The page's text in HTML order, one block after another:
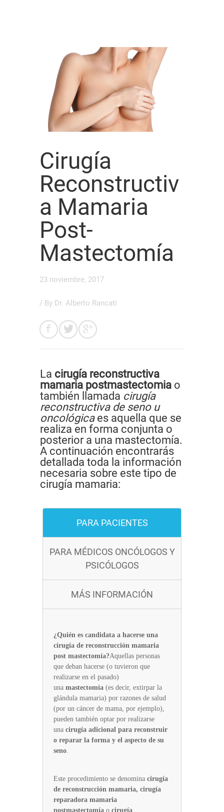
Cirugía
Reconstructiv
a Mamaria
Post-
Mastectomía
23 noviembre, 2017
/ By Dr. Alberto Rancati
La cirugía reconstructiva
mamaria postmastectomia o
también llamada cirugía
reconstructiva de seno u
oncológicaes aquella que se
realiza en forma conjunta o
posterior a una mastectomía.
A continuación encontrarás
detallada toda la información
necesaria sobre este tipo de
cirugía mamaria:
PARA PACIENTES
PARA MÉDICOS ONCÓLOGOS Y
PSICÓLOGOS
MÁS INFORMACIÓN
¿Quién es candidata a hacerse una
cirugía de reconstrucción mamaria
post mastectomía?Aquellas personas
que deban hacerse (o tuvieron que
realizarse en el pasado)
una mastectomía (es decir, extirpar la
glándula mamaria) por razones de salud
(por un cáncer de mama, por ejemplo),
pueden también optar por realizarse
una cirugía adicional para reconstruir
o reparar la forma y el aspecto de su
seno
Este procedimiento se denomina cirugía
de reconstrucción mamaria, cirugía
reparadora mamaria
postmastectomía o cirugía